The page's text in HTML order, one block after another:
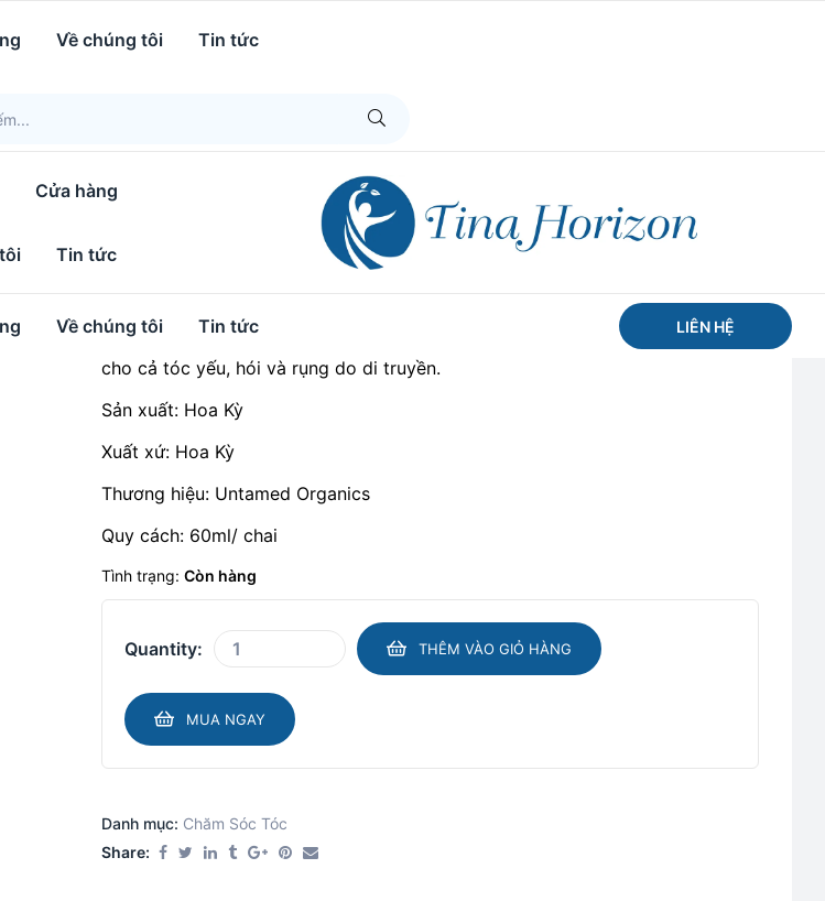
Về chúng tôi Tin tức
Cửa hàng
Tin tức
Về chúng tôi Tin tức LIÊN HỆ
Organics)
Tinh Dầu Kích Thích Mọc Tóc Hữu Cơ
40
Tinh dầu mọc tóc hữu cơ Hair Grow Oil chiết xuất 100% thực vật bằng phương
pháp ép lạnh. Kích thích mọc tóc, giảm rụng, dưỡng da đầu khoẻ mạnh. Dành
cho cả tóc yếu, hói và rụng do di truyền.
Sản xuất: Hoa Kỳ
Xuất xứ: Hoa Kỳ
Thương hiệu: Untamed Organics
Quy cách: 60ml/ chai
Tình trạng: Còn hàng
Quantity: THÊM VÀO GIỎ HÀNG
MUA NGAY
Danh mục: Chăm Sóc Tóc
Share: